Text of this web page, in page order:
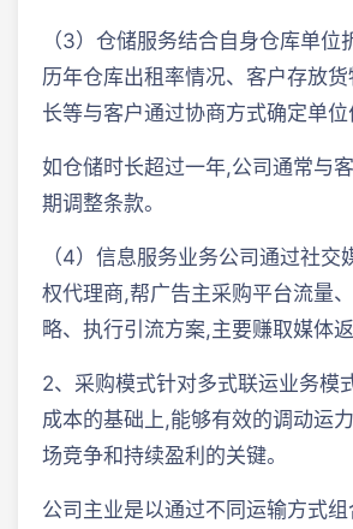
（3）仓储服务结合自身仓库单位
历年仓库出租率情况、客户存放
长等与客户通过协商方式确定单位
如仓储时长超过一年,公司通常与
期调整条款。
（4）信息服务业务公司通过社交
权代理商,帮广告主采购平台流量
略、执行引流方案,主要赚取媒体返
2、采购模式针对多式联运业务模
成本的基础上,能够有效的调动运
场竞争和持续盈利的关键。
公司主业是以通过不同运输方式